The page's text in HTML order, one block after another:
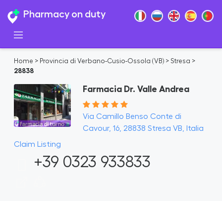
Pharmacy on duty
Home > Provincia di Verbano-Cusio-Ossola (VB) > Stresa >
28838
Farmacia Dr. Valle Andrea
Via Camillo Benso Conte di
Cavour, 16, 28838 Stresa VB, Italia
Claim Listing
+39 0323 933833